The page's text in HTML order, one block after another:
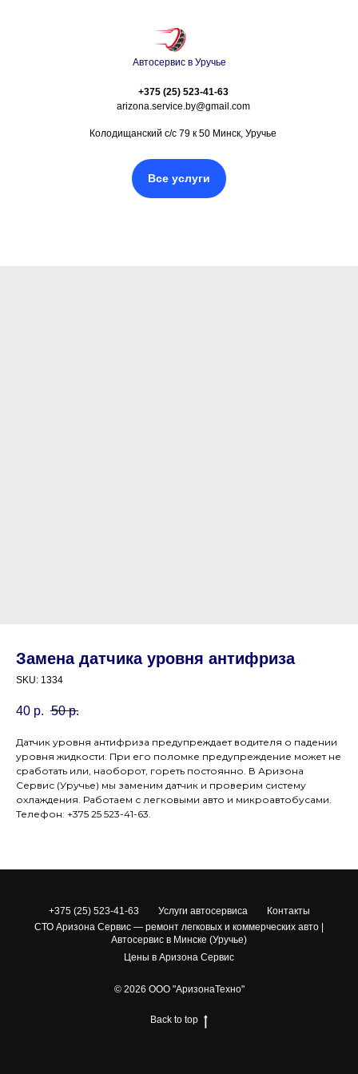
Автосервис в Уручье
+375 (25) 523-41-63
arizona.service.by@gmail.com
Колодищанский с/с 79 к 50 Минск, Уручье
Все услуги
Замена датчика уровня антифриза
SKU: 1334
40 р. 50 р.
Датчик уровня антифриза предупреждает водителя о падении
уровня жидкости. При его поломке предупреждение может не
сработать или, наоборот, гореть постоянно. В Аризона
Сервис (Уручье) мы заменим датчик и проверим систему
охлаждения. Работаем с легковыми авто и микроавтобусами.
Телефон: +375 25 523-41-63.
+375 (25) 523-41-63 Услуги автосервиса
Контакты
СТО Аризона Сервис — ремонт легковых и коммерческих авто |
Автосервис в Минске (Уручье)
Цены в Аризона Сервис
© 2026 ООО "АризонаТехно"
Back to top